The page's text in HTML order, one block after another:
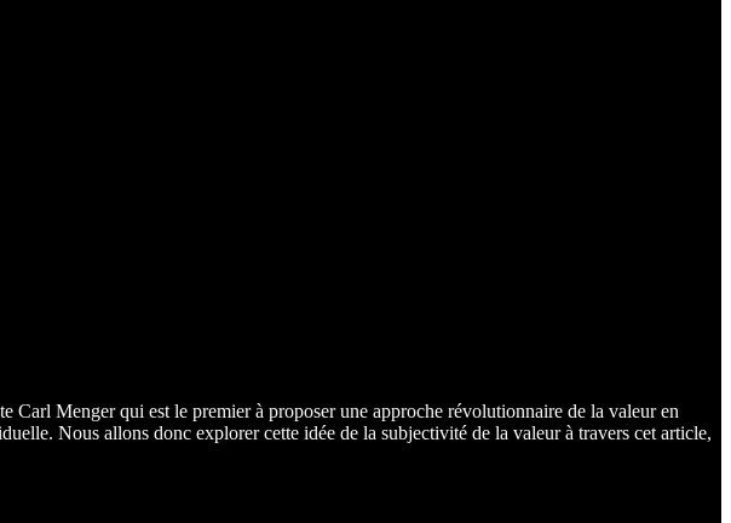
Menger qui est le premier à proposer une approche révolutionnaire de la valeur en
Nous allons donc explorer cette idée de la subjectivité de la valeur à travers cet article,